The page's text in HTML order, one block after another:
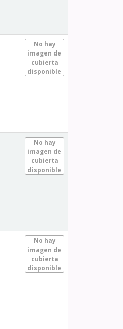
No hay
imagen de
cubierta
disponible
No hay
imagen de
cubierta
disponible
No hay
imagen de
cubierta
disponible